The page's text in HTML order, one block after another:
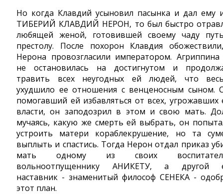
Но когда Клавдий усыновил пасынка и дал ему
ТИБЕРИЙ КЛАВДИЙ НЕРОН, то был быстро
любящей женой, готовившей своему чаду
престолу. После похорон Клавдия
Нерона провозгласили императором.
не остановилась на достигнутом и
травить всех неугодных ей людей, что
ухудшило ее отношения с венценосным сыном.
помогавший ей избавляться от всех, угрожавших
власти, он заподозрил в этом и свою мать.
мучаясь, какую же смерть ей выбрать, он
устроить матери кораблекрушение, но та
выплыть и спастись. Тогда Нерон отдал приказ
мать одному из своих
вольноотпущеннику АНИКЕТУ, а другой
наставник - знаменитый философ СЕНЕКА -
этот план.